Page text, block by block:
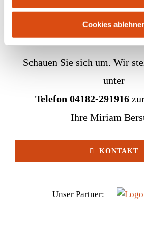
Cookies
Kontakt Impressum Datenschutz
Schauen Sie sich um. Wir
unter
Telefon 04182-291916
Ihre Miriam
KONTAKT
Unser Partner: